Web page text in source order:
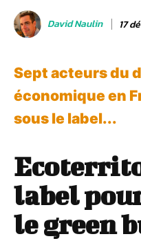
David Naulin 17
Sept acteurs du
économique en
sous le label...
label
le green